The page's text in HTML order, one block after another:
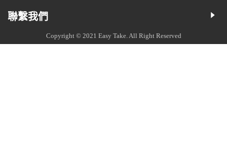
聯繫我們
Copyright © 2021 Easy Take. All Right Reserved